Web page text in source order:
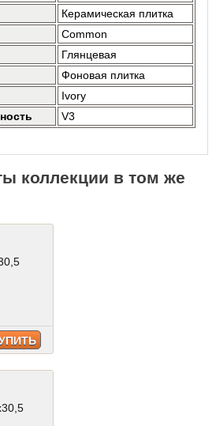
Керамическая плитка
Common
Глянцевая
Фоновая плитка
Ivory
V3
коллекции в том же